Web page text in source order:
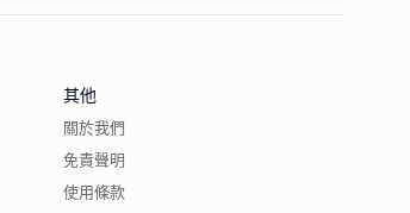
其他
關於我們
免責聲明
使用條款